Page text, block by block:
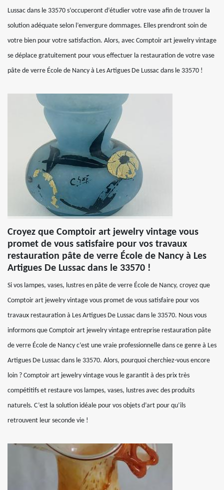
Lussac dans le 33570 s’occuperont d’étudier votre vase afin de trouver la
solution adéquate selon l’envergure dommages. Elles prendront soin de
votre bien pour votre satisfaction. Alors, avec Comptoir art jewelry vintage
se déplace gratuitement pour vous effectuer la restauration de votre vase
pâte de verre École de Nancy à Les Artigues De Lussac dans le 33570 !
Croyez que Comptoir art jewelry vintage vous
promet de vous satisfaire pour vos travaux
restauration pâte de verre École de Nancy à Les
Artigues De Lussac dans le 33570 !
Si vos lampes, vases, lustres en pâte de verre École de Nancy, croyez que
Comptoir art jewelry vintage vous promet de vous satisfaire pour vos
travaux restauration à Les Artigues De Lussac dans le 33570. Nous vous
informons que Comptoir art jewelry vintage entreprise restauration pâte
de verre École de Nancy c’est une vraie professionnelle dans ce genre à Les
Artigues De Lussac dans le 33570. Alors, pourquoi cherchiez-vous encore
loin ? Comptoir art jewelry vintage vous le garantit à des prix très
compétitifs et restaure vos lampes, vases, lustres avec des produits
naturels. C’est la solution idéale pour vos objets d’art pour qu’ils
retrouvent leur seconde vie !